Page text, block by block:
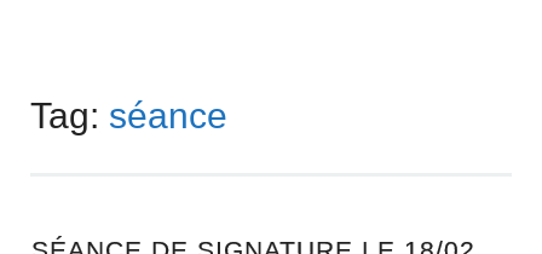
Main menu
content
Tag: séance